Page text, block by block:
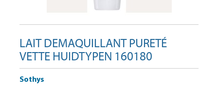
LAIT DEMAQUILLANT PURETÉ
VETTE HUIDTYPEN 160180
Sothys